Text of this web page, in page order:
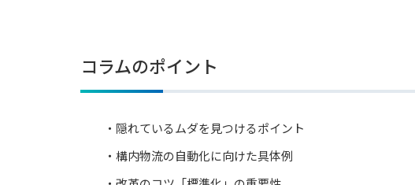
コラムのポイント
・隠れているムダを見つけるポイント
・構内物流の自動化に向けた具体例